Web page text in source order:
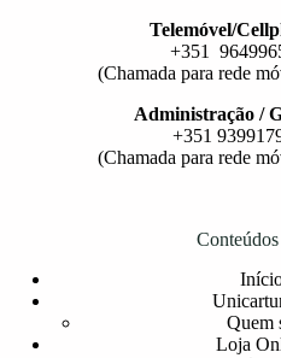
Telemóvel/
+351
(Chamada para rede
Administração /
+351
(Chamada para rede
Conteúdos
Quem
Loja